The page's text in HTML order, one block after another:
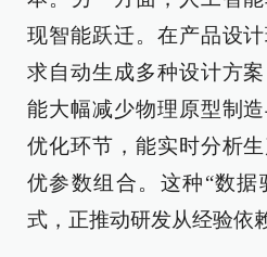
现智能跃迁。在产品设
求自动生成多种设计方
能大幅减少物理原型制
优化环节，能实时分析
优参数组合。这种“数据
式，正推动研发从经验依